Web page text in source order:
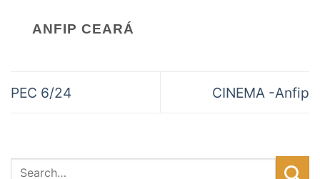
ANFIP CEARÁ
PEC 6/24 CINEMA -Anfip